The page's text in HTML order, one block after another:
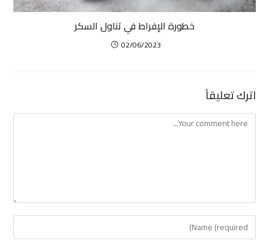
خطورة الإفراط في تناول السكر
02/06/2023
اترك تعليقاً